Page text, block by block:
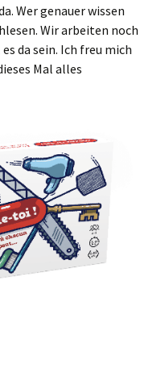
Wer genauer wissen
Wir arbeiten noch
da sein. Ich freu mich
Mal alles